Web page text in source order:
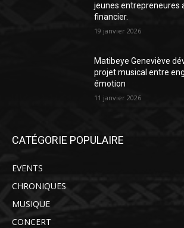
jeunes entrepreneures
financier.
19 janvier 2026
Matibeye Geneviève
projet musical entre
émotion
11 janvier 2026
CATÉGORIE POPULAIRE
EVENTS
CHRONIQUES
MUSIQUE
CONCERT